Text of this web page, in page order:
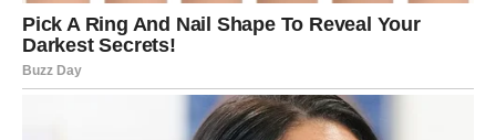
+ ISTINA
Device u martu razotkrivaju situaciju koja im je stvarala
nemir. Istina izlazi na videlo – i to donosi olakšanje.